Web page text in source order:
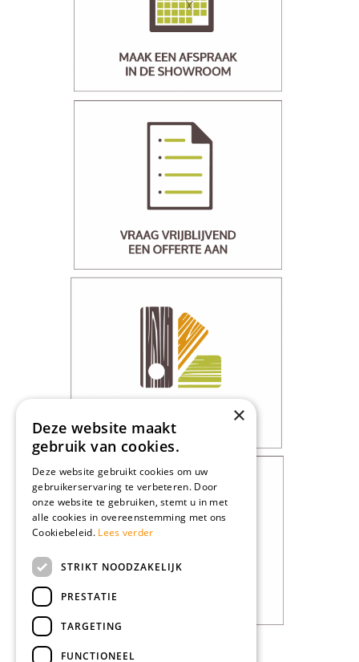
×
Deze website maakt
gebruik van cookies.
Deze website gebruikt cookies om uw
gebruikerservaring te verbeteren. Door
onze website te gebruiken, stemt u in met
alle cookies in overeenstemming met ons
Cookiebeleid. Lees verder
STRIKT NOODZAKELIJK
PRESTATIE
TARGETING
FUNCTIONEEL